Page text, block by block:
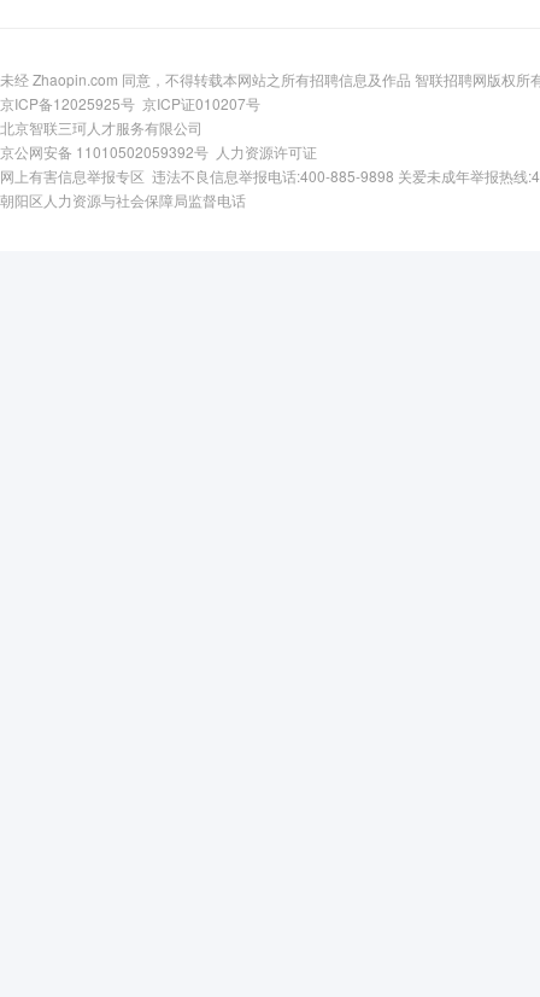
未经 Zhaopin.com 同意，不得转载本网站之所有招聘信息及作品 智联招聘网版权所
京ICP备12025925号 京ICP证010207号
北京智联三珂人才服务有限公司
京公网安备 11010502059392号 人力资源许可证
网上有害信息举报专区 违法不良信息举报电话:400-885-9898 关爱未成年举报热线
朝阳区人力资源与社会保障局监督电话